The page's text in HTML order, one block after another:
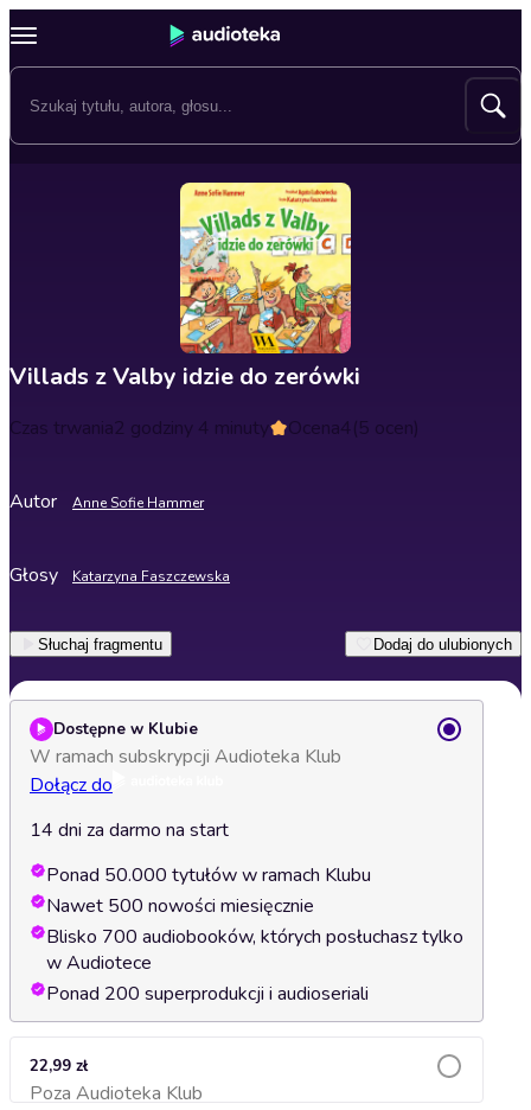
Villads z Valby idzie do zerówki
Czas trwania2 godziny 4 minuty Ocena4(5 ocen)
Autor Anne Sofie Hammer
Głosy Katarzyna Faszczewska
Słuchaj fragmentu Dodaj do ulubionych
Dostępne w Klubie
W ramach subskrypcji Audioteka Klub
Dołącz do
14 dni za darmo na start
Ponad 50.000 tytułów w ramach Klubu
Nawet 500 nowości miesięcznie
Blisko 700 audiobooków, których posłuchasz tylko
w Audiotece
Ponad 200 superprodukcji i audioseriali
22,99 zł
Poza Audioteka KlubDodaj do koszyka